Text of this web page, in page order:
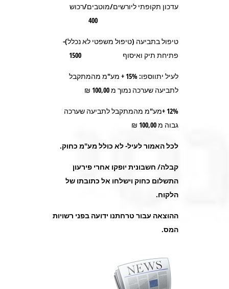
עדכון תקופתי ליורשים/מוטבים/רכוש
טיפול בתביעה (טיפול משפטי לא נכלל)-
פתיחת תיק ואיסוף 1500
לעיל יתווספו: 15% + מע"מ מהמתקבל
לתביעה שערכה נמוך מ 100,00 ₪
12% +מע"מ מהמתקבל לתביעה שערכה
גבוה מ 100,00 ₪
לכל האמור לעיל- לא כולל מע"מ כחוק.
קבלה/ חשבונית יופקו אחרי פירעון
התשלום כחוק וישלחו אל כתובתו של
הלקוח.
ההוצאה עבור טרחתנו ידועה בפני רשויות
המס.